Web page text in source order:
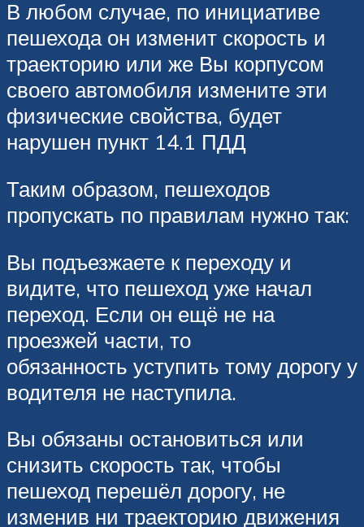
В любом случае, по инициативе
пешехода он изменит скорость и
траекторию или же Вы корпусом
своего автомобиля измените эти
физические свойства, будет
нарушен пункт 14.1 ПДД
Таким образом, пешеходов
пропускать по правилам нужно так:
Вы подъезжаете к переходу и
видите, что пешеход уже начал
переход. Если он ещё не на
проезжей части, то
обязанность уступить тому дорогу у
водителя не наступила.
Вы обязаны остановиться или
снизить скорость так, чтобы
пешеход перешёл дорогу, не
изменив ни траекторию движения